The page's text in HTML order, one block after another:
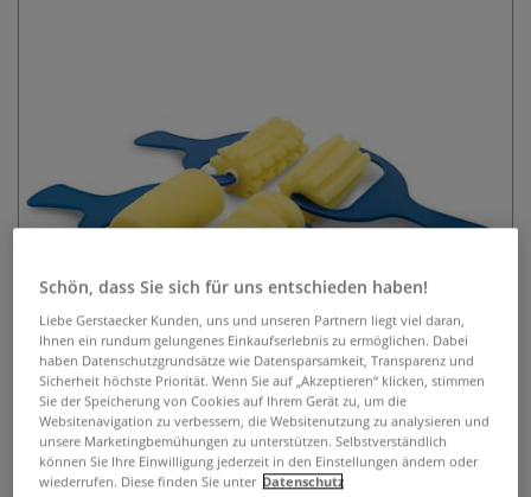
Schön, dass Sie sich für uns entschieden haben!
Liebe Gerstaecker Kunden, uns und unseren Partnern liegt viel daran,
Ihnen ein rundum gelungenes Einkaufserlebnis zu ermöglichen. Dabei
haben Datenschutzgrundsätze wie Datensparsamkeit, Transparenz und
Sicherheit höchste Priorität. Wenn Sie auf „Akzeptieren“ klicken, stimmen
Sie der Speicherung von Cookies auf Ihrem Gerät zu, um die
Websitenavigation zu verbessern, die Websitenutzung zu analysieren und
unsere Marketingbemühungen zu unterstützen. Selbstverständlich
können Sie Ihre Einwilligung jederzeit in den Einstellungen ändern oder
wiederrufen. Diese finden Sie unter Datenschutz